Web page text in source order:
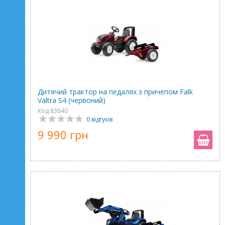
Дитячий трактор на педалях з причепом Falk
Valtra S4 (червоний)
Код 83640
0 відгуків
9 990 грн